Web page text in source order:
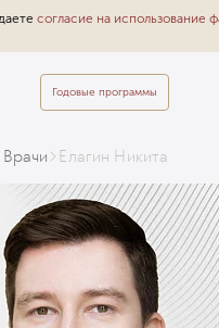
согласие на использование
Годовые программы
Врачи Елагин Никита